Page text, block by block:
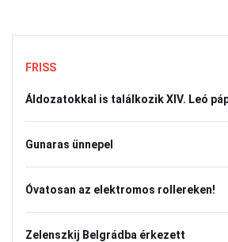
FRISS
Áldozatokkal is találkozik XIV. Leó
Gunaras ünnepel
Óvatosan az elektromos rollereken!
Zelenszkij Belgrádba érkezett